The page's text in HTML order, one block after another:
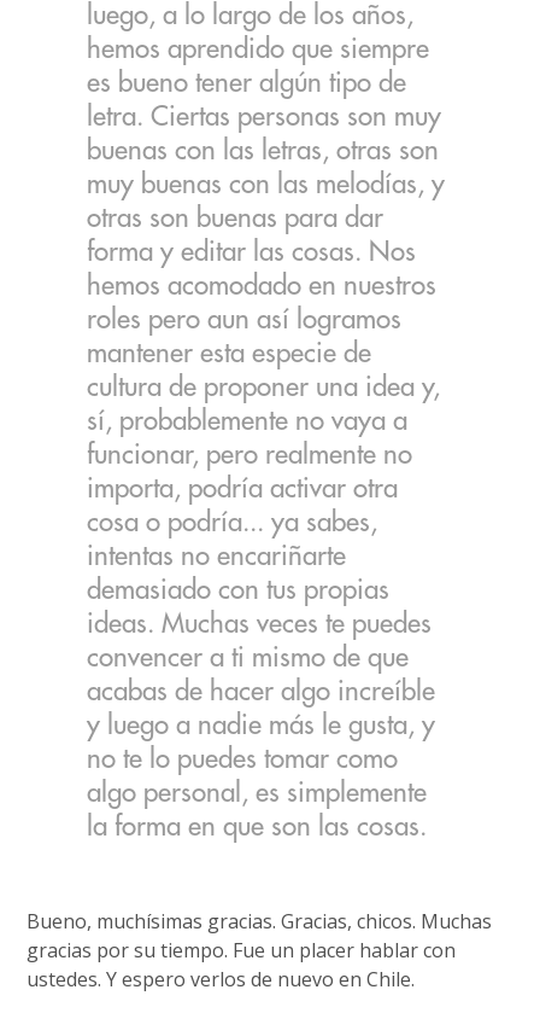
luego, a lo largo de los años,
hemos aprendido que siempre
es bueno tener algún tipo de
letra. Ciertas personas son muy
buenas con las letras, otras son
muy buenas con las melodías, y
otras son buenas para dar
forma y editar las cosas. Nos
hemos acomodado en nuestros
roles pero aun así logramos
mantener esta especie de
cultura de proponer una idea y,
sí, probablemente no vaya a
funcionar, pero realmente no
importa, podría activar otra
cosa o podría... ya sabes,
intentas no encariñarte
demasiado con tus propias
ideas. Muchas veces te puedes
convencer a ti mismo de que
acabas de hacer algo increíble
y luego a nadie más le gusta, y
no te lo puedes tomar como
algo personal, es simplemente
la forma en que son las cosas.
Bueno, muchísimas gracias. Gracias, chicos. Muchas
gracias por su tiempo. Fue un placer hablar con
ustedes. Y espero verlos de nuevo en Chile.